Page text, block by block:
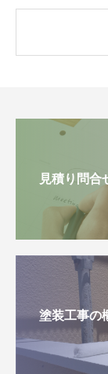
見積り問合
塗装工事の